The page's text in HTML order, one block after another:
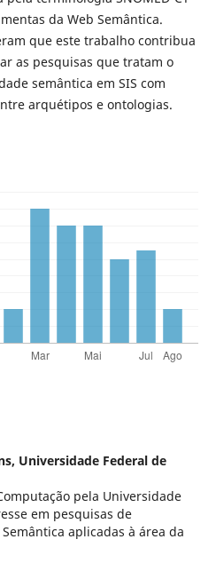
da Web Semântica.
que este trabalho contribua
as pesquisas que tratam o
semântica em SIS com
arquétipos e ontologias.
Universidade Federal de
pela Universidade
em pesquisas de
aplicadas à área da